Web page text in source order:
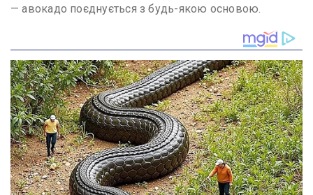
— авокадо поєднується з будь-якою основою.